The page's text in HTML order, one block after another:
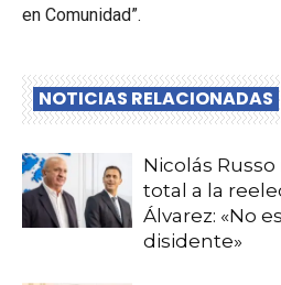
en Comunidad”.
NOTICIAS RELACIONADAS
Nicolás
total a la
Álvarez: «No
disidente»